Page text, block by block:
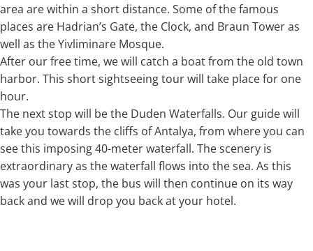
area are within a short distance. Some of the famous
places are Hadrian’s Gate, the Clock, and Braun Tower as
well as the Yivliminare Mosque.
After our free time, we will catch a boat from the old town
harbor. This short sightseeing tour will take place for one
hour.
The next stop will be the Duden Waterfalls. Our guide will
take you towards the cliffs of Antalya, from where you can
see this imposing 40-meter waterfall. The scenery is
extraordinary as the waterfall flows into the sea. As this
was your last stop, the bus will then continue on its way
back and we will drop you back at your hotel.